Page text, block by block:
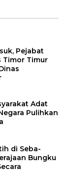
Pejabat
Timor Timur
Adat
Pulihkan
di Seba-
Bungku